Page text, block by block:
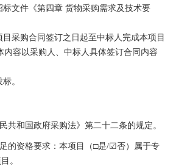
文件《第四章 货物采购需求及技术要
采购合同签订之日起至中标人 完成本项目
内容以采购人、中标人具体签订合同内容
。
共和国政府采购法》第二十二条的规定。
的资格要求： 本项目 （□是/☑否）
属于专
。